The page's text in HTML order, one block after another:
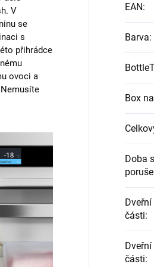
V
se
s
přihrádce
ovoci a
EAN:
Barva:
Box
Doba
části:
části: